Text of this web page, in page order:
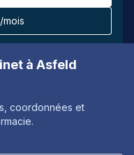
mois
à Asfeld
coordonnées et